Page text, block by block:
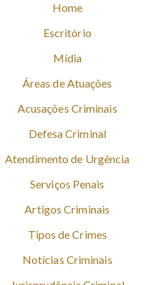
Home
Escritório
Mídia
Áreas de Atuações
Acusações Criminais
Defesa Criminal
Atendimento de Urgência
Serviços Penais
Artigos Criminais
Tipos de Crimes
Notícias Criminais